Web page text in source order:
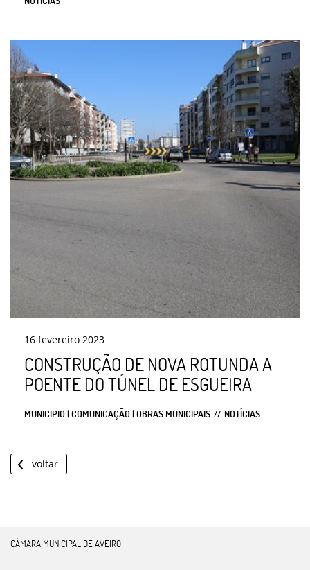
16 fevereiro 2023
CONSTRUÇÃO DE NOVA ROTUNDA A
POENTE DO TÚNEL DE ESGUEIRA
MUNICIPIO | COMUNICAÇÃO | OBRAS MUNICIPAIS NOTÍCIAS
voltar
CÂMARA MUNICIPAL DE AVEIRO